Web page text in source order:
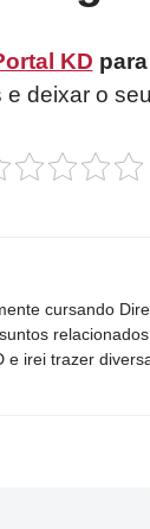
KD
deixar o
cursando
e irei trazer